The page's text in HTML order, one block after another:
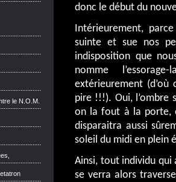
le N.O.M.
donc le début du
Intérieurement,
suinte et sue nos
indisposition que
nomme
extérieurement
pire !!!). Oui, l’ombre
on la fout à la porte,
disparaitra aussi
soleil du midi en plein
Ainsi, tout individu qui
se verra alors